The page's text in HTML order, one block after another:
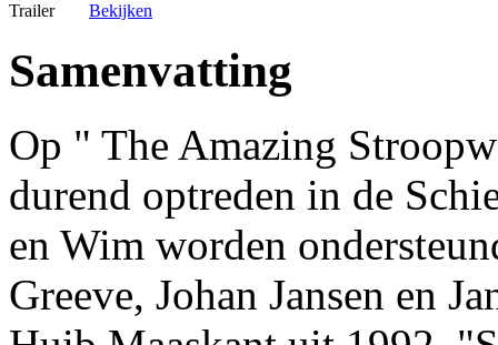
Trailer
Bekijken
Samenvatting
Op " The Amazing
durend optreden in de
en Wim worden
Greeve, Johan Jansen en